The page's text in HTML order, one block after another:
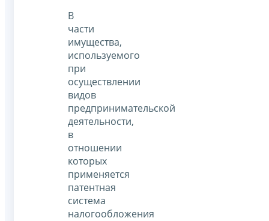
В
части
имущества,
используемого
при
осуществлении
видов
предпринимательской
деятельности,
в
отношении
которых
применяется
патентная
система
налогообложения